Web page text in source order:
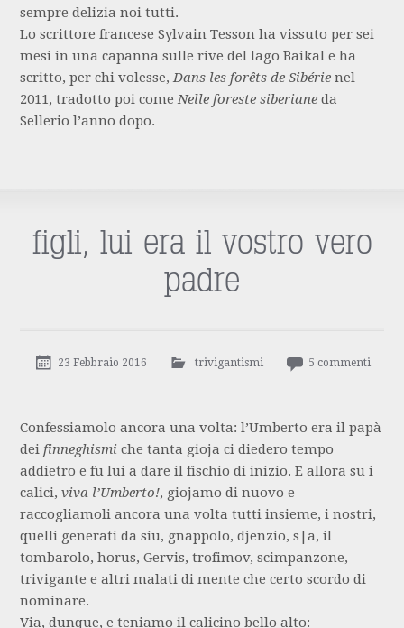
sempre delizia noi tutti.
Lo scrittore francese Sylvain Tesson ha vissuto per sei
mesi in una capanna sulle rive del lago Baikal e ha
scritto, per chi volesse,Dans les forêts de Sibérie nel
2011, tradotto poi comeNelle foreste siberiane da
Sellerio l’anno dopo.
figli, lui era il vostro vero
padre
23 Febbraio 2016 trivigantismi 5 commenti
Confessiamolo ancora una volta: l’Umberto era il papà
deifinneghismi che tanta gioja ci diedero tempo
addietro e fu lui a dare il fischio di inizio. E allora su i
calici,viva l’Umberto!, giojamo di nuovo e
raccogliamoli ancora una volta tutti insieme, i nostri,
quelli generati da siu, gnappolo, djenzio, s|a, il
tombarolo, horus, Gervis, trofimov, scimpanzone,
trivigante e altri malati di mente che certo scordo di
nominare.
Via, dunque, e teniamo il calicino bello alto: